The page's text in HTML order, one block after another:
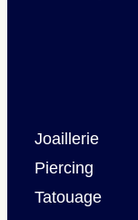
Joaillerie
Piercing
Tatouage